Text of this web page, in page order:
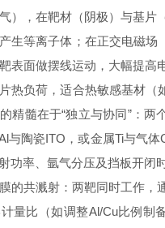
），在靶材（阴极）与基片
生等离子体；在正交电磁场
表面做摆线运动，大幅提高
热负荷，适合热敏感基材（
精髓在于“独立与协同”：两
与陶瓷ITO，或金属Ti与气体
功率、氩气分压及挡板开闭
共溅射：两靶同时工作，
量比（如调整Al/Cu比例制